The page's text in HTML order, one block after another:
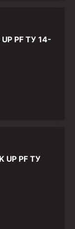
PF ТУ 14-
UP PF ТУ